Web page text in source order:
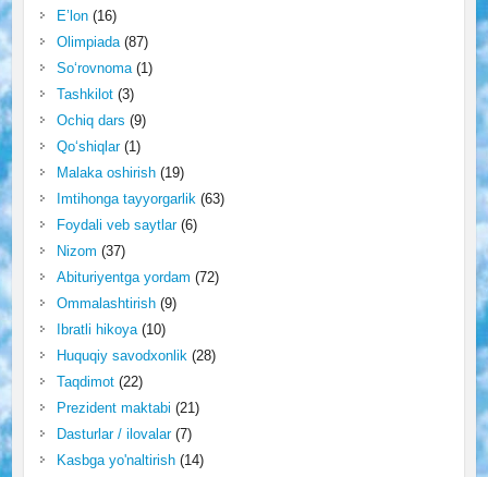
E’lon(16)
Olimpiada(87)
So‘rovnoma(1)
Tashkilot(3)
Ochiq dars (9)
Qo‘shiqlar(1)
Malaka oshirish(19)
Imtihonga tayyorgarlik(63)
Foydali veb saytlar(6)
Nizom (37)
Abituriyentga yordam (72)
Ommalashtirish(9)
Ibratli hikoya(10)
Huquqiy savodxonlik(28)
Taqdimot(22)
Prezident maktabi (21)
Dasturlar / ilovalar(7)
Kasbga yo'naltirish(14)